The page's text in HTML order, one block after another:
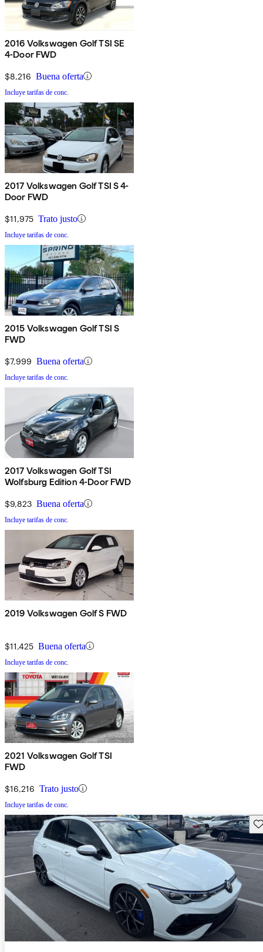
2016 Volkswagen Golf TSI SE
4-Door FWD
$8,216 Buena oferta
Incluye tarifas de conc.
2017 Volkswagen Golf TSI S 4-
Door FWD
$11,975 Trato justo
Incluye tarifas de conc.
2015 Volkswagen Golf TSI S
FWD
$7,999 Buena oferta
Incluye tarifas de conc.
2017 Volkswagen Golf TSI
Wolfsburg Edition 4-Door FWD
$9,823 Buena oferta
Incluye tarifas de conc.
2019 Volkswagen Golf S FWD
$11,425 Buena oferta
Incluye tarifas de conc.
2021 Volkswagen Golf TSI
FWD
$16,216 Trato justo
Incluye tarifas de conc.